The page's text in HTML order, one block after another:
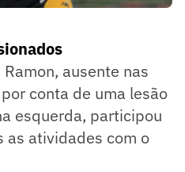
ausente nas
conta de uma lesão
esquerda, participou
as atividades com o